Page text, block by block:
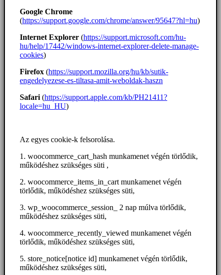
Google Chrome
(https://support.google.com/chrome/answer/95647?hl=hu)
Internet Explorer (https://support.microsoft.com/hu-
hu/help/17442/windows-internet-explorer-delete-manage-
cookies)
Firefox (https://support.mozilla.org/hu/kb/sutik-
engedelyezese-es-tiltasa-amit-weboldak-haszn
Safari (https://support.apple.com/kb/PH21411?
locale=hu_HU)
Az egyes cookie-k felsorolása.
1. woocommerce_cart_hash munkamenet végén törlődik,
működéshez szükséges süti ,
2. woocommerce_items_in_cart munkamenet végén
törlődik, működéshez szükséges süti,
3. wp_woocommerce_session_ 2 nap múlva törlődik,
működéshez szükséges süti,
4. woocommerce_recently_viewed munkamenet végén
törlődik, működéshez szükséges süti,
5. store_notice[notice id] munkamenet végén törlődik,
működéshez szükséges süti,